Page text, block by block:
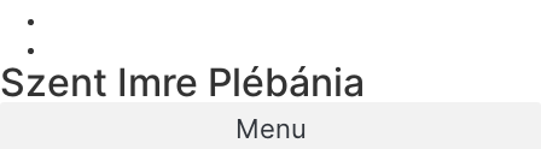
Szent Imre Plébánia
Menu